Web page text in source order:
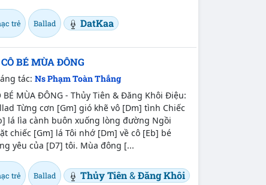
trẻ Ballad DatKaa
CÔ BÉ MÙA ĐÔNG
tác:Ns Phạm Toàn Thắng
BÉ MÙA ĐÔNG - Thủy Tiên & Đăng Khôi Điệu:
Từng cơn [Gm] gió khẽ vô [Dm] tình Chiếc
lá lìa cành buôn xuống lòng đường Ngồi
chiếc [Gm] lá Tôi nhớ [Dm] về cô [Eb] bé
yêu của [D7] tôi. Mùa đông [...
trẻ Ballad Thủy Tiên&Đăng Khôi